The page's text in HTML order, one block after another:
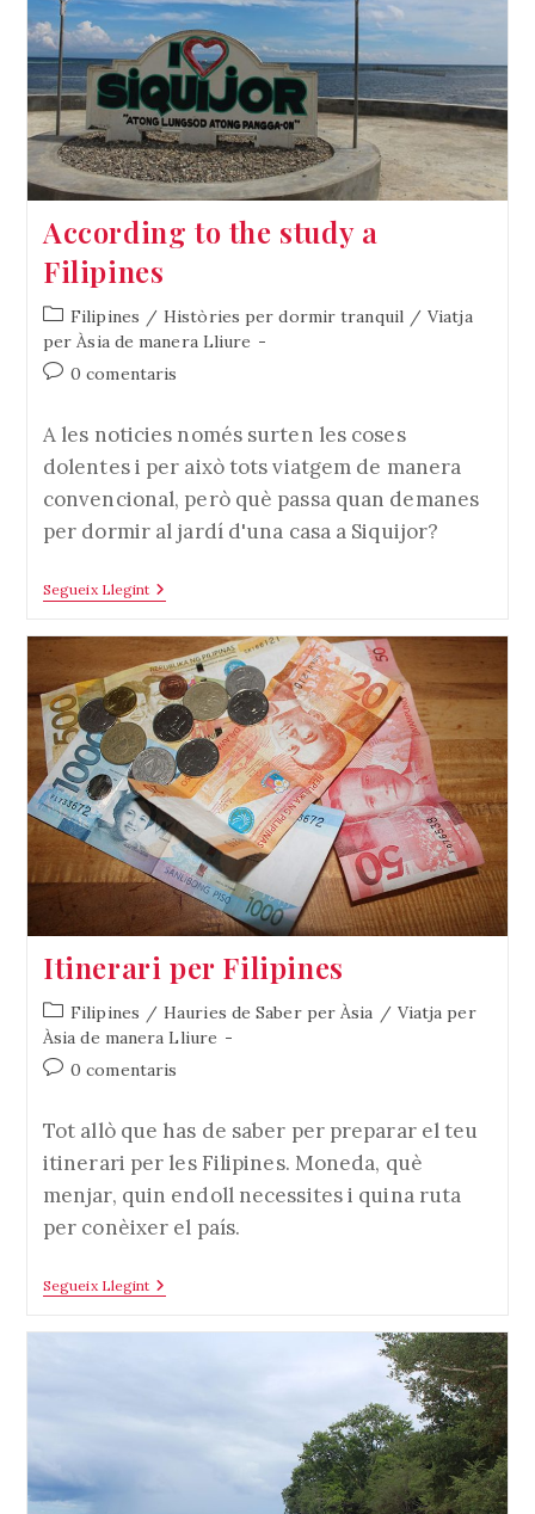
According to the study a
Filipines
Categoria
de
l'entrada:
Filipines / Històries per dormir tranquil / Viatja
per Àsia de manera Lliure
Comentaris
l'entrada:
0 comentaris
A les noticies només surten les coses
dolentes i per això tots viatgem de manera
convencional, però què passa quan demanes
per dormir al jardí d'una casa a Siquijor?
Segueix LlegintAccording
To
Study
A
Filipines
Itinerari per Filipines
Categoria
de
l'entrada:
Filipines / Hauries de Saber per Àsia / Viatja per
Àsia de manera Lliure
Comentaris
l'entrada:
0 comentaris
Tot allò que has de saber per preparar el teu
itinerari per les Filipines. Moneda, què
menjar, quin endoll necessites i quina ruta
per conèixer el país.
Segueix LlegintItinerari